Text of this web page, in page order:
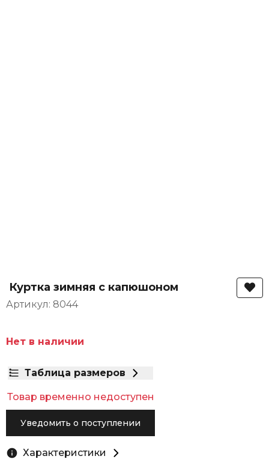
Куртка зимняя с капюшоном
Артикул: 8044
Нет в наличии
Таблица размеров
Товар временно недоступен
Уведомить о поступлении
Характеристики